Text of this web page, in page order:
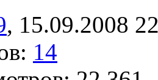
, 15.09.2008
14